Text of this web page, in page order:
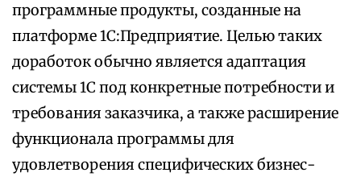
программные продукты, созданные на
платформе 1С:Предприятие. Целью таких
доработок обычно является адаптация
системы 1С под конкретные потребности и
требования заказчика, а также расширение
функционала программы для
удовлетворения специфических бизнес-